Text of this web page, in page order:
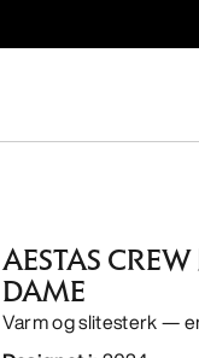
AESTAS
DAME
Varm og slitesterk —